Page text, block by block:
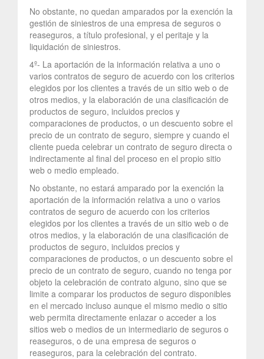
No obstante, no quedan amparados por la exención la
gestión de siniestros de una empresa de seguros o
reaseguros, a título profesional, y el peritaje y la
liquidación de siniestros.
4º- La aportación de la información relativa a uno o
varios contratos de seguro de acuerdo con los criterios
elegidos por los clientes a través de un sitio web o de
otros medios, y la elaboración de una clasificación de
productos de seguro, incluidos precios y
comparaciones de productos, o un descuento sobre el
precio de un contrato de seguro, siempre y cuando el
cliente pueda celebrar un contrato de seguro directa o
indirectamente al final del proceso en el propio sitio
web o medio empleado.
No obstante, no estará amparado por la exención la
aportación de la información relativa a uno o varios
contratos de seguro de acuerdo con los criterios
elegidos por los clientes a través de un sitio web o de
otros medios, y la elaboración de una clasificación de
productos de seguro, incluidos precios y
comparaciones de productos, o un descuento sobre el
precio de un contrato de seguro, cuando no tenga por
objeto la celebración de contrato alguno, sino que se
limite a comparar los productos de seguro disponibles
en el mercado incluso aunque el mismo medio o sitio
web permita directamente enlazar o acceder a los
sitios web o medios de un intermediario de seguros o
reaseguros, o de una empresa de seguros o
reaseguros, para la celebración del contrato.